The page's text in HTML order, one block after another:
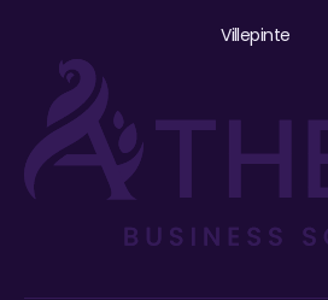
Villepinte